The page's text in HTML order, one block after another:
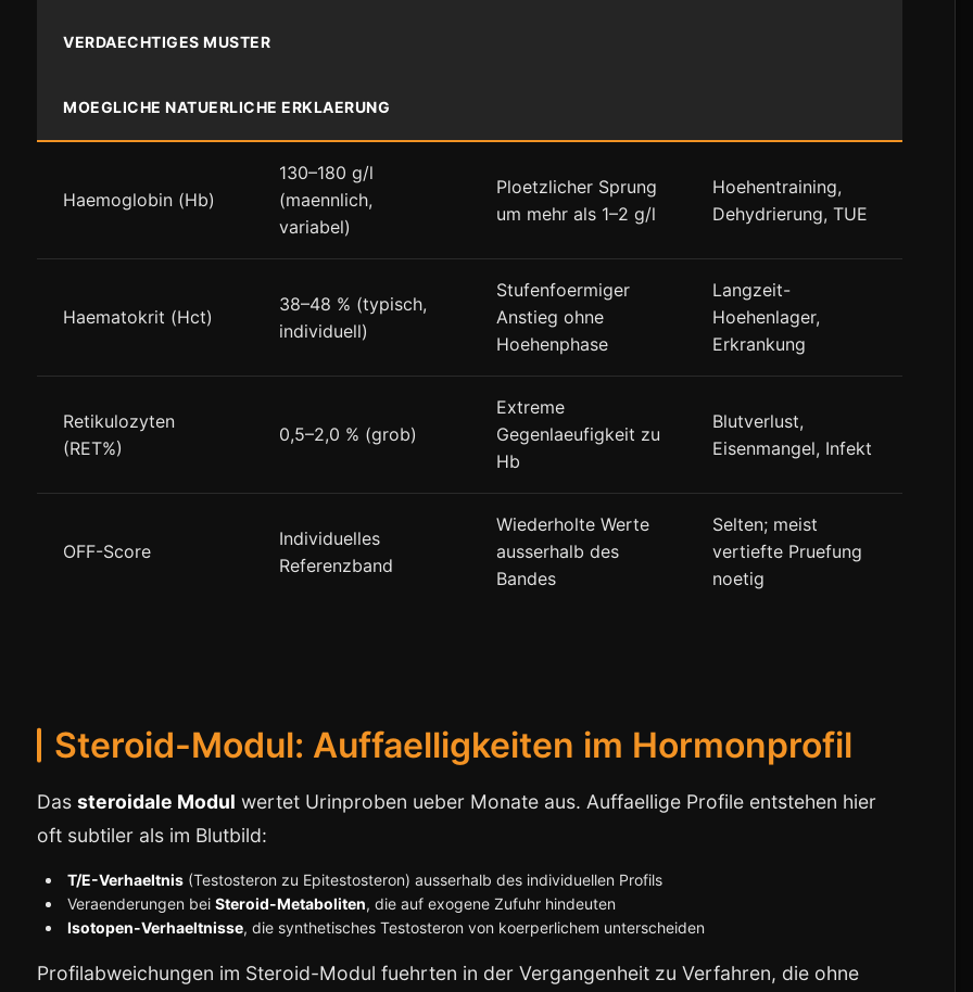
VERDAECHTIGES MUSTER
MOEGLICHE NATUERLICHE ERKLAERUNG
Haemoglobin (Hb)
130–180 g/l
(maennlich,
variabel)
Ploetzlicher Sprung
um mehr als 1–2 g/l
Hoehentraining,
Dehydrierung, TUE
Haematokrit (Hct)
38–48 % (typisch,
individuell)
Stufenfoermiger
Anstieg ohne
Hoehenphase
Langzeit-
Hoehenlager,
Erkrankung
Retikulozyten
(RET%)
0,5–2,0 % (grob)
Extreme
Gegenlaeufigkeit zu
Hb
Blutverlust,
Eisenmangel, Infekt
OFF-Score
Individuelles
Referenzband
Wiederholte Werte
ausserhalb des
Bandes
Selten; meist
vertiefte Pruefung
noetig
Steroid-Modul: Auffaelligkeiten im Hormonprofil
Dassteroidale Modul wertet Urinproben ueber Monate aus. Auffaellige Profile entstehen hier
oft subtiler als im Blutbild:
T/E-Verhaeltnis (Testosteron zu Epitestosteron) ausserhalb des individuellen Profils
Veraenderungen beiSteroid-Metaboliten, die auf exogene Zufuhr hindeuten
Isotopen-Verhaeltnisse, die synthetisches Testosteron von koerperlichem unterscheiden
Profilabweichungen im Steroid-Modul fuehrten in der Vergangenheit zu Verfahren, die ohne